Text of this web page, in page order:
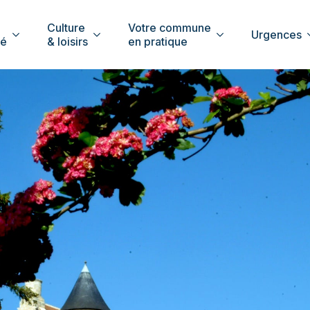
Culture
& loisirs
Votre commune
en pratique
Urgences